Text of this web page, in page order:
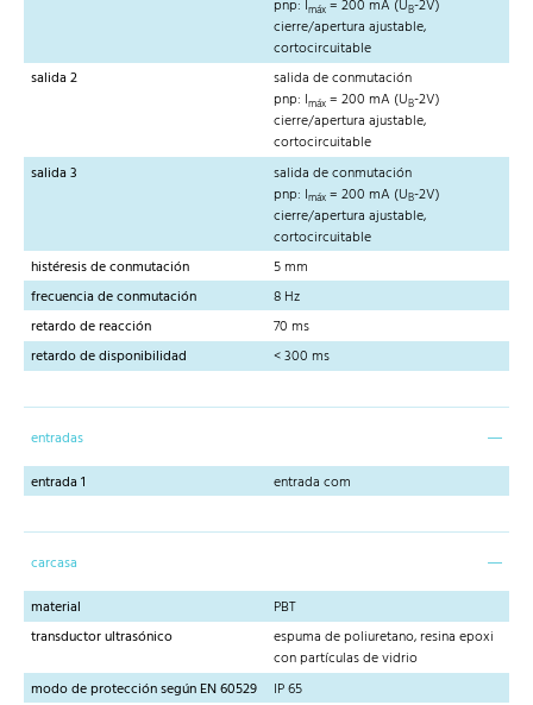
pnp: Imáx = 200 mA (UB-2V)
cierre/apertura ajustable,
cortocircuitable
salida 2
salida de conmutación
pnp: Imáx = 200 mA (UB-2V)
cierre/apertura ajustable,
cortocircuitable
salida 3
salida de conmutación
pnp: Imáx = 200 mA (UB-2V)
cierre/apertura ajustable,
cortocircuitable
histéresis de conmutación
5 mm
frecuencia de conmutación
8 Hz
retardo de reacción
70 ms
retardo de disponibilidad
< 300 ms
entradas
entrada 1
entrada com
carcasa
material
PBT
transductor ultrasónico
espuma de poliuretano, resina epoxi
con partículas de vidrio
modo de protección según EN 60529
IP 65